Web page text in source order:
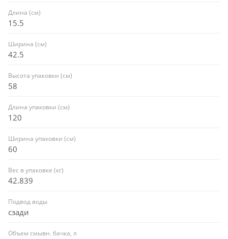
Длина (см)
15.5
Ширина (см)
42.5
Высота упаковки (см)
58
Длина упаковки (см)
120
Ширина упаковки (см)
60
Вес в упаковке (кг)
42.839
Подвод воды
сзади
Объем смывн. бачка, л